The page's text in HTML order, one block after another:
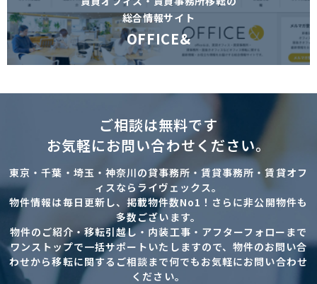
総合情報サイト
OFFICE&
ご相談は無料です
お気軽にお問い合わせください。
東京・千葉・埼玉・神奈川の貸事務所・賃貸事務所・賃貸オフ
ィスならライヴェックス。
物件情報は毎日更新し、掲載物件数No1！さらに非公開物件も
多数ございます。
物件のご紹介・移転引越し・内装工事・アフターフォローまで
ワンストップで一括サポートいたしますので、物件のお問い合
わせから移転に関するご相談まで何でもお気軽にお問い合わせ
ください。